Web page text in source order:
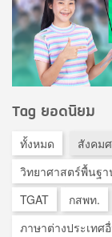
Tag ยอดนิยม
ทั้งหมด สังคม
วิทยาศาสตร์พื้นฐา
TGAT
กสพท.
ภาษาต่างประเทศ